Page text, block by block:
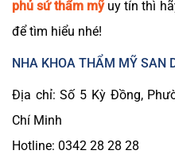
phủ sứ thẩm mỹuy tín thì
để tìm hiểu nhé!
NHA KHOA THẨM MỸ SAN
Địa chỉ: Số 5 Kỳ Đồng,
Chí Minh
Hotline: 0342 28 28 28